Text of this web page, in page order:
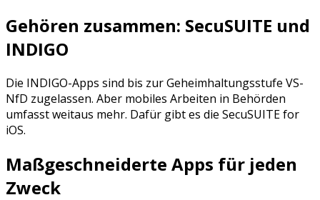
Gehören zusammen: SecuSUITE und
INDIGO
Die INDIGO-Apps sind bis zur Geheimhaltungsstufe VS-
NfD zugelassen. Aber mobiles Arbeiten in Behörden
umfasst weitaus mehr. Dafür gibt es die SecuSUITE for
iOS.
Maßgeschneiderte Apps für jeden
Zweck